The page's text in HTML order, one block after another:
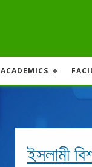
ACADEMICS
ইসলামী